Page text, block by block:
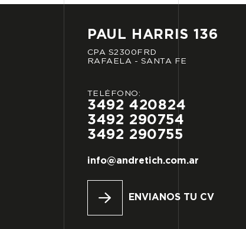
PAUL HARRIS 136
CPA S2300FRD
RAFAELA - SANTA FE
TELÉFONO:
3492 420824
3492 290754
3492 290755
info@andretich.com.ar
ENVIANOS TU CV